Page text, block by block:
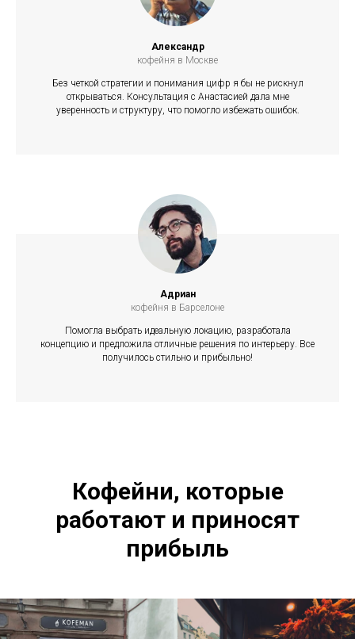
Александр
кофейня в Москве
Без четкой стратегии и понимания цифр я бы не рискнул
открываться. Консультация с Анастасией дала мне
уверенность и структуру, что помогло избежать ошибок.
Адриан
кофейня в Барселоне
Помогла выбрать идеальную локацию, разработала
концепцию и предложила отличные решения по интерьеру. Все
получилось стильно и прибыльно!
Кофейни, которые
работают и приносят
прибыль